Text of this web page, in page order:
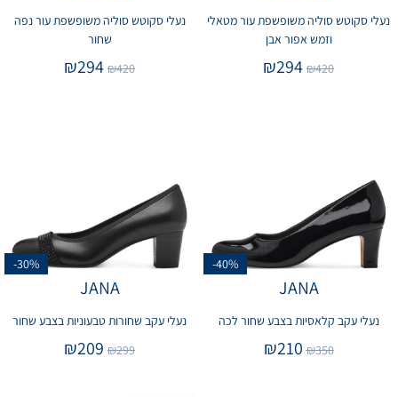
נעלי סקוטש סוליה משופשפת עור מטאלי
וזמש אפור אבן
₪420
₪294
נעלי סקוטש סוליה משופשפת עור נפה
שחור
₪420
₪294
-40%
JANA
נעלי עקב קלאסיות בצבע שחור לכה
₪350
₪210
-30%
JANA
נעלי עקב שחורות טבעוניות בצבע שחור
₪299
₪209